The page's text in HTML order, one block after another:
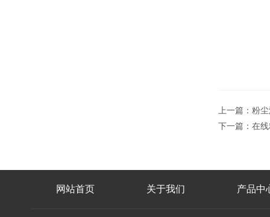
上一篇： 粉
下一篇： 在
网站首页 关于我们 产品中